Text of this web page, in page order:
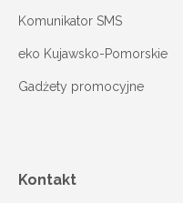
Komunikator SMS
eko Kujawsko-Pomorskie
Gadżety promocyjne
Kontakt